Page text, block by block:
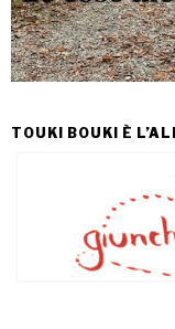
TOUKI BOUKI È